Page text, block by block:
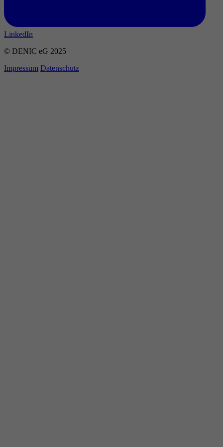
LinkedIn
© DENIC eG 2025
Impressum Datenschutz